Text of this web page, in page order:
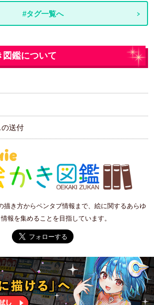
#タグ一覧へ
図鑑について
送付
描き方からペンタブ情報まで、絵に関するあらゆ
報を集めることを目指しています。